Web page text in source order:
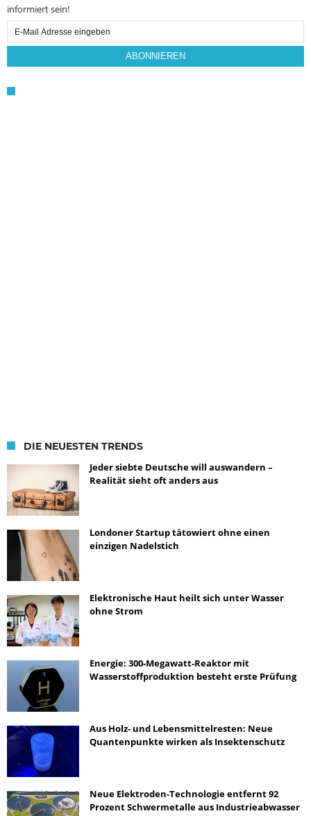
informiert sein!
Email
Subscription
ABONNIEREN
DIE NEUESTEN TRENDS
Jeder siebte Deutsche will auswandern –
Realität sieht oft anders aus
Londoner Startup tätowiert ohne einen
einzigen Nadelstich
Elektronische Haut heilt sich unter Wasser
ohne Strom
Energie: 300-Megawatt-Reaktor mit
Wasserstoffproduktion besteht erste Prüfung
Aus Holz- und Lebensmittelresten: Neue
Quantenpunkte wirken als Insektenschutz
Neue Elektroden-Technologie entfernt 92
Prozent Schwermetalle aus Industrieabwasser